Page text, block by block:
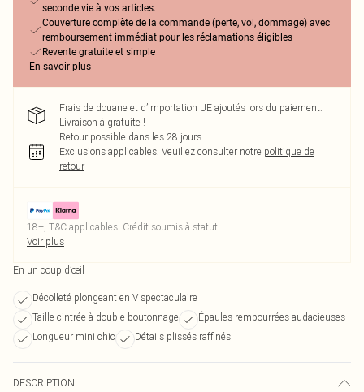
seconde vie à vos articles.
Couverture complète de la commande (perte, vol, dommage) avec
remboursement immédiat pour les réclamations éligibles
Revente gratuite et simple
En savoir plus
Frais de douane et d’importation UE ajoutés lors du paiement.
Livraison à gratuite !
Retour possible dans les 28 jours
Exclusions applicables. Veuillez consulter notre politique de
retour
18+, T&C applicables. Crédit soumis à statut
Voir plus
En un coup d’œil
Décolleté plongeant en V spectaculaire
Taille cintrée à double boutonnage
Épaules rembourrées audacieuses
Longueur mini chic
Détails plissés raffinés
DESCRIPTION